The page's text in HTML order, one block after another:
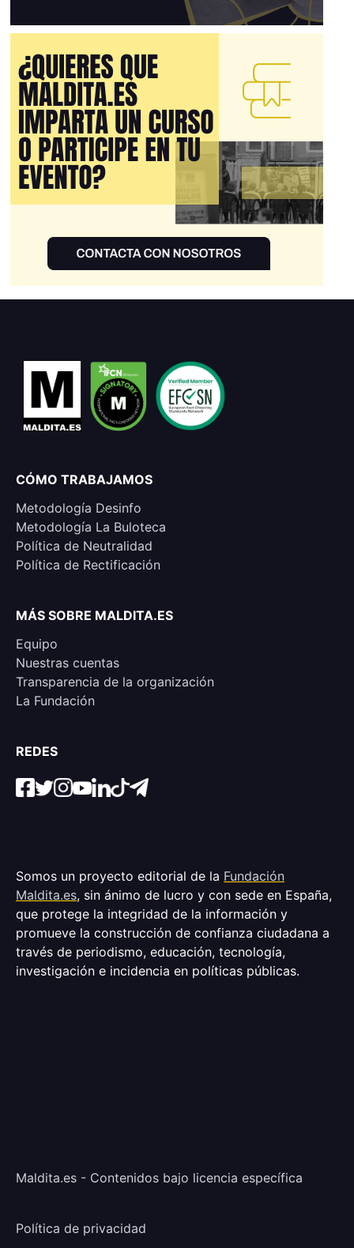
CÓMO TRABAJAMOS
Metodología Desinfo
Metodología La Buloteca
Política de Neutralidad
Política de Rectificación
MÁS SOBRE MALDITA.ES
Equipo
Nuestras cuentas
Transparencia de la organización
La Fundación
REDES
Somos un proyecto editorial de la Fundación
Maldita.es, sin ánimo de lucro y con sede en España,
que protege la integridad de la información y
promueve la construcción de confianza ciudadana a
través de periodismo, educación, tecnología,
investigación e incidencia en políticas públicas.
Maldita.es - Contenidos bajo licencia específica
Política de privacidad